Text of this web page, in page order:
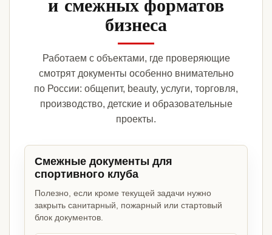
бизнеса
Работаем с объектами, где проверяющие
смотрят документы особенно внимательно
по России: общепит, beauty, услуги, торговля,
производство, детские и образовательные
проекты.
Смежные документы для
спортивного клуба
Полезно, если кроме текущей задачи нужно
закрыть санитарный, пожарный или стартовый
блок документов.